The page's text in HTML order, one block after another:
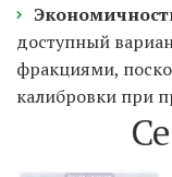
доступный
фракциями,
калибровки при